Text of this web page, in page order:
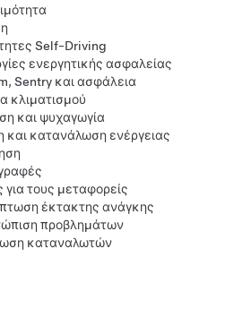
Self-Driving
ενεργητικής ασφαλείας
Sentry και ασφάλεια
κλιματισμού
και ψυχαγωγία
και κατανάλωση ενέργειας
για τους μεταφορείς
έκτακτης ανάγκης
προβλημάτων
καταναλωτών